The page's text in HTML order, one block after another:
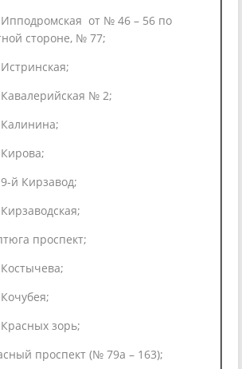
Ипподромская от № 46 – 56 по
стороне, № 77;
№ 2;
й Кирзавод;
проспект;
зорь;
проспект (№ 79а – 163);